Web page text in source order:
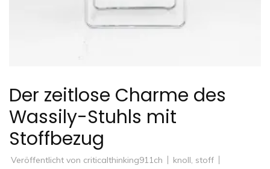
Der zeitlose Charme des
Wassily-Stuhls mit
Stoffbezug
Veröffentlicht von criticalthinking911ch knoll stoff